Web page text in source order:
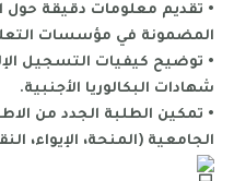
• تقديم معلومات دقيقة حول
المضمونة في مؤسسات
• توضيح كيفيات التسجيل
شهادات البكالوريا الأجنبية.
• تمكين الطلبة الجدد من
الجامعية (المنحة، الإيواء،